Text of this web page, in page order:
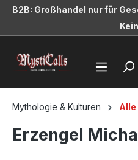
springen
B2B: Großhandel nur für
Mythologie & Kulturen Alle
Erzengel